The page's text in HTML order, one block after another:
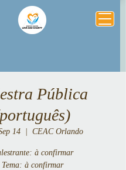
Pública
14 CEAC Orlando
à confirmar
Tema: à confirmar